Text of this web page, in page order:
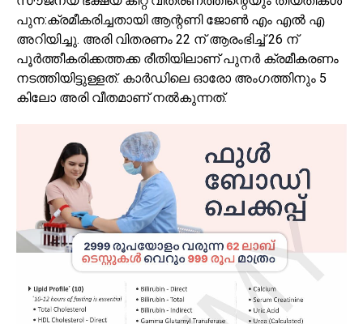
പുന:ക്രമീകരിച്ചതായി ആന്റണി ജോൺ എം എൽ എ
അറിയിച്ചു. അരി വിതരണം 22 ന് ആരംഭിച്ച് 26 ന്
പൂർത്തീകരിക്കത്തക്ക രീതിയിലാണ് പുനർ ക്രമീകരണം
നടത്തിയിട്ടുള്ളത്. കാർഡിലെ ഓരോ അംഗത്തിനും 5
കിലോ അരി വീതമാണ് നൽകുന്നത്.